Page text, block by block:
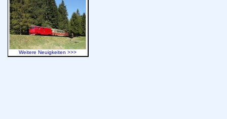
Weitere Neuigkeiten >>>